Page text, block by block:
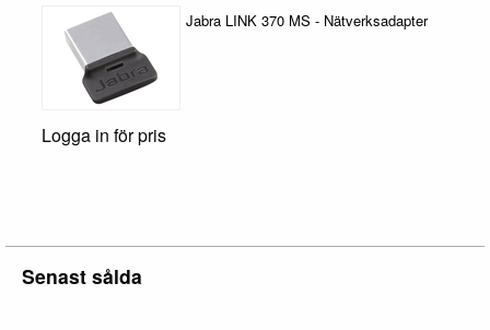
Jabra LINK 370 MS - Nätverksadapter
Logga in för pris
Senast sålda